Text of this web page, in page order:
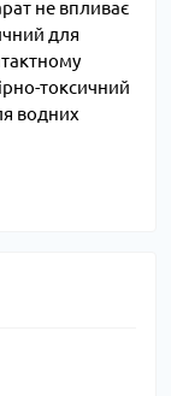
не впливає
для
токсичний
водних